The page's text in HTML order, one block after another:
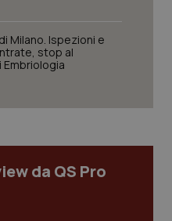
Milano. Ispezioni e
stop al
da QS Pro